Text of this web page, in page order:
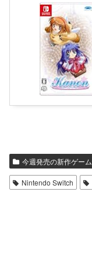
今週発売の新作ゲーム
Nintendo Switch